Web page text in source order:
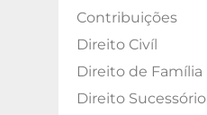
Contribuições
Direito Civíl
Direito de Família
Direito Sucessório